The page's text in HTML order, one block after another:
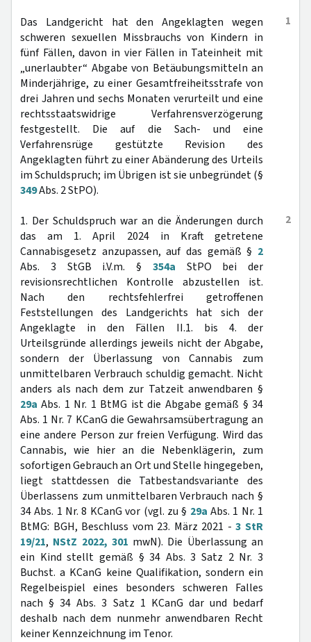
1
Das Landgericht hat den Angeklagten wegen
schweren sexuellen Missbrauchs von Kindern in
fünf Fällen, davon in vier Fällen in Tateinheit mit
„unerlaubter“ Abgabe von Betäubungsmitteln an
Minderjährige, zu einer Gesamtfreiheitsstrafe von
drei Jahren und sechs Monaten verurteilt und eine
rechtsstaatswidrige Verfahrensverzögerung
festgestellt. Die auf die Sach- und eine
Verfahrensrüge gestützte Revision des
Angeklagten führt zu einer Abänderung des Urteils
im Schuldspruch; im Übrigen ist sie unbegründet (§
349Abs. 2 StPO).
2
1. Der Schuldspruch war an die Änderungen durch
das am 1. April 2024 in Kraft getretene
Cannabisgesetz anzupassen, auf das gemäß § 2
Abs. 3 StGB i.V.m. § 354a StPO bei der
revisionsrechtlichen Kontrolle abzustellen ist.
Nach den rechtsfehlerfrei getroffenen
Feststellungen des Landgerichts hat sich der
Angeklagte in den Fällen II.1. bis 4. der
Urteilsgründe allerdings jeweils nicht der Abgabe,
sondern der Überlassung von Cannabis zum
unmittelbaren Verbrauch schuldig gemacht. Nicht
anders als nach dem zur Tatzeit anwendbaren §
29a Abs. 1 Nr. 1 BtMG ist die Abgabe gemäß § 34
Abs. 1 Nr. 7 KCanG die Gewahrsamsübertragung an
eine andere Person zur freien Verfügung. Wird das
Cannabis, wie hier an die Nebenklägerin, zum
sofortigen Gebrauch an Ort und Stelle hingegeben,
liegt stattdessen die Tatbestandsvariante des
Überlassens zum unmittelbaren Verbrauch nach §
34 Abs. 1 Nr. 8 KCanG vor (vgl. zu § 29a Abs. 1 Nr. 1
BtMG: BGH, Beschluss vom 23. März 2021 -3 StR
19/21, NStZ 2022, 301 mwN). Die Überlassung an
ein Kind stellt gemäß § 34 Abs. 3 Satz 2 Nr. 3
Buchst. a KCanG keine Qualifikation, sondern ein
Regelbeispiel eines besonders schweren Falles
nach § 34 Abs. 3 Satz 1 KCanG dar und bedarf
deshalb nach dem nunmehr anwendbaren Recht
keiner Kennzeichnung im Tenor.